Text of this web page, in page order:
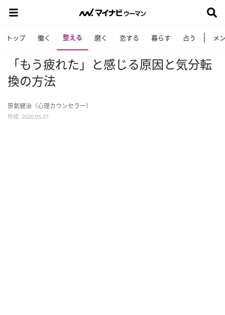
トップ 働く 整える 磨く 恋する 暮らす 占う メ
「もう疲れた」と感じる原因と気分転
換の方法
笹氣健治（心理カウンセラー）
作成: 2020.05.27